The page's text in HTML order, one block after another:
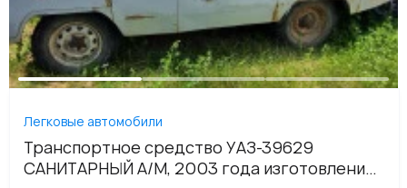
Легковые автомобили
Транспортное средство УАЗ-39629
САНИТАРНЫЙ А/М, 2003 года изготовления,